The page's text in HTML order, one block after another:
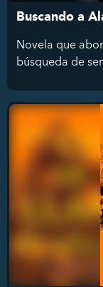
Buscando a
Novela que
búsqueda de